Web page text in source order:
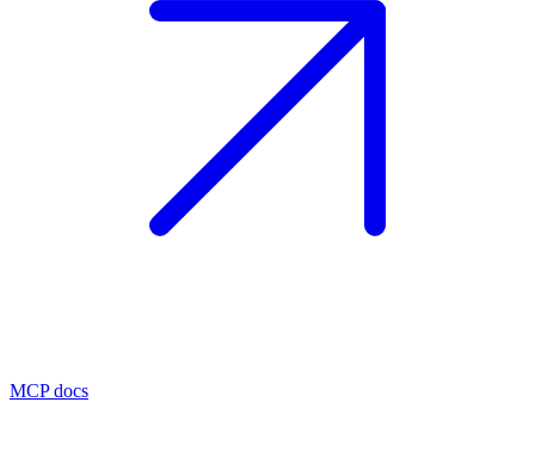
MCP docs